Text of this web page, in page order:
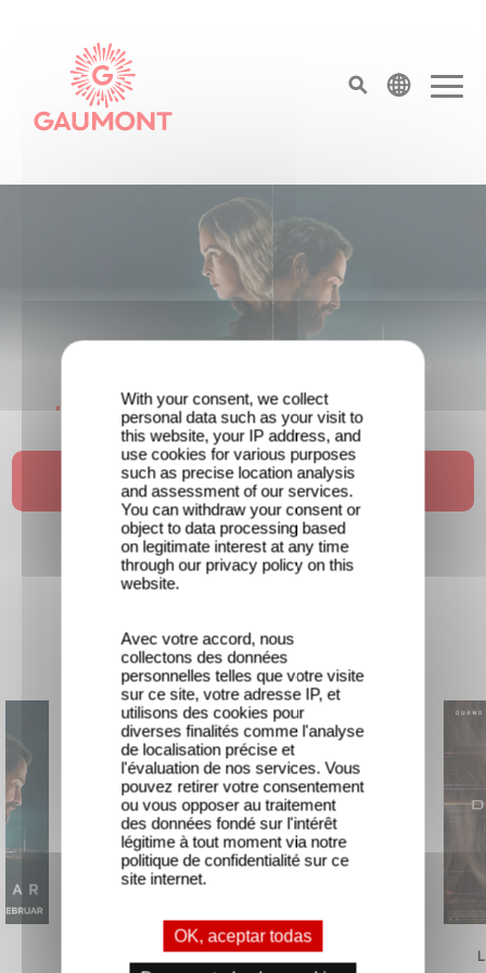
top menu
¡Unfamiliar es N.º 1 en el Top 10 de
Netflix de series no anglófonas!
Ver el tráiler
Nuevas películas
Traqués El Extranjero
With your consent, we collect
personal data such as your visit to
this website, your IP address, and
use cookies for various purposes
such as precise location analysis
and assessment of our services.
You can withdraw your consent or
object to data processing based
on legitimate interest at any time
through our privacy policy on this
website.
Avec votre accord, nous
collectons des données
personnelles telles que votre visite
sur ce site, votre adresse IP, et
utilisons des cookies pour
diverses finalités comme l'analyse
de localisation précise et
l'évaluation de nos services. Vous
pouvez retirer votre consentement
ou vous opposer au traitement
des données fondé sur l'intérêt
légitime à tout moment via notre
politique de confidentialité sur ce
site internet.
OK, aceptar todas